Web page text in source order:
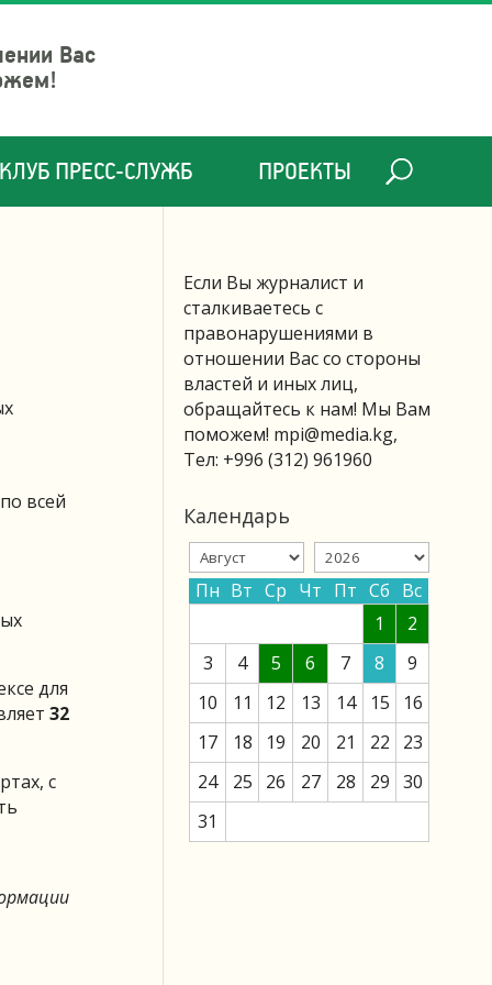
Вас
КЛУБ ПРЕСС-СЛУЖБ ПРОЕКТЫ
всей
для
32
с
Если Вы журналист и
сталкиваетесь с
правонарушениями в
отношении Вас со стороны
властей и иных лиц,
обращайтесь к нам! Мы Вам
поможем! mpi@media.kg,
Тел: +996 (312) 961960
Календарь
Пн Вт Ср Чт Пт Сб Вс
1
2
3
4 5 6 7 8
9
10
11 12 13 14 15
16
17
18 19 20 21 22
23
24
25 26 27 28 29 30
31